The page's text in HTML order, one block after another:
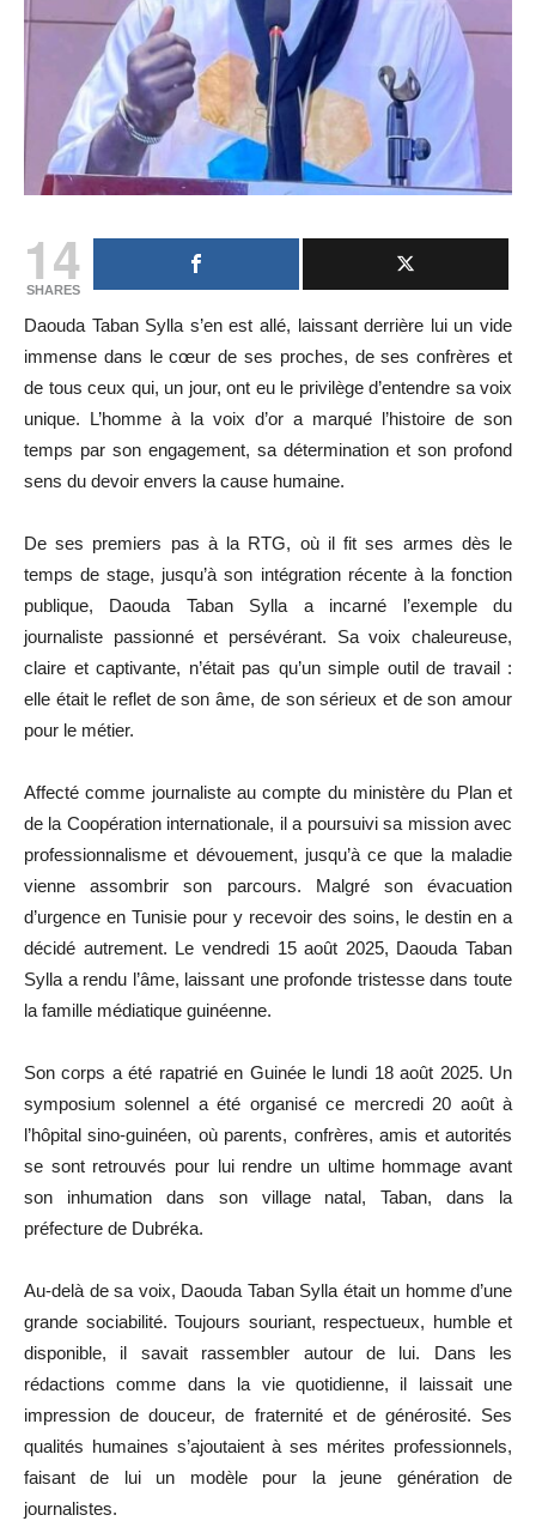
14
SHARES
Daouda Taban Sylla s’en est allé, laissant derrière lui un vide
immense dans le cœur de ses proches, de ses confrères et
de tous ceux qui, un jour, ont eu le privilège d’entendre sa voix
unique. L’homme à la voix d’or a marqué l’histoire de son
temps par son engagement, sa détermination et son profond
sens du devoir envers la cause humaine.
De ses premiers pas à la RTG, où il fit ses armes dès le
temps de stage, jusqu’à son intégration récente à la fonction
publique, Daouda Taban Sylla a incarné l’exemple du
journaliste passionné et persévérant. Sa voix chaleureuse,
claire et captivante, n’était pas qu’un simple outil de travail :
elle était le reflet de son âme, de son sérieux et de son amour
pour le métier.
Affecté comme journaliste au compte du ministère du Plan et
de la Coopération internationale, il a poursuivi sa mission avec
professionnalisme et dévouement, jusqu’à ce que la maladie
vienne assombrir son parcours. Malgré son évacuation
d’urgence en Tunisie pour y recevoir des soins, le destin en a
décidé autrement. Le vendredi 15 août 2025, Daouda Taban
Sylla a rendu l’âme, laissant une profonde tristesse dans toute
la famille médiatique guinéenne.
Son corps a été rapatrié en Guinée le lundi 18 août 2025. Un
symposium solennel a été organisé ce mercredi 20 août à
l’hôpital sino-guinéen, où parents, confrères, amis et autorités
se sont retrouvés pour lui rendre un ultime hommage avant
son inhumation dans son village natal, Taban, dans la
préfecture de Dubréka.
Au-delà de sa voix, Daouda Taban Sylla était un homme d’une
grande sociabilité. Toujours souriant, respectueux, humble et
disponible, il savait rassembler autour de lui. Dans les
rédactions comme dans la vie quotidienne, il laissait une
impression de douceur, de fraternité et de générosité. Ses
qualités humaines s’ajoutaient à ses mérites professionnels,
faisant de lui un modèle pour la jeune génération de
journalistes.